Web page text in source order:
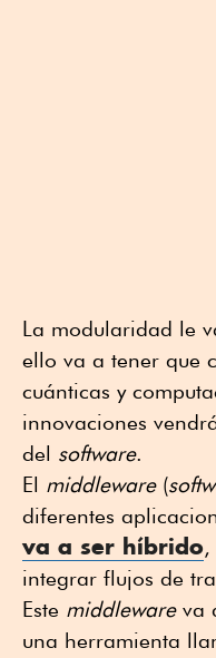
La modularidad le
ello va a tener que
cuánticas y
innovaciones
del software.
El middleware(
diferentes
va a ser híbrido,
integrar flujos de
Este middlewareva
una herramienta